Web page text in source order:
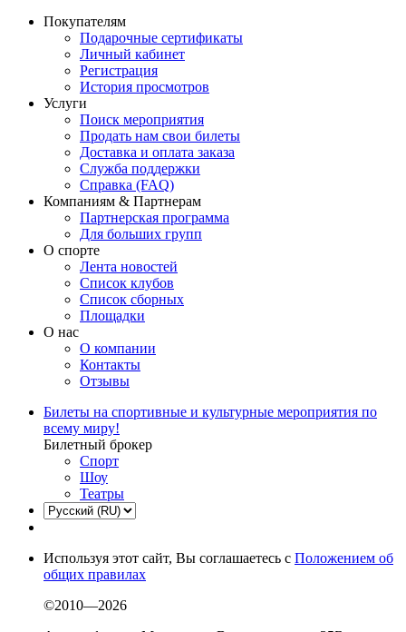
Покупателям
Подарочные сертификаты
Личный кабинет
Регистрация
История просмотров
Услуги
Поиск мероприятия
Продать нам свои билеты
Доставка и оплата заказа
Служба поддержки
Справка (FAQ)
Компаниям & Партнерам
Партнерская программа
Для больших групп
О спорте
Лента новостей
Список клубов
Список сборных
Площадки
О нас
О компании
Контакты
Отзывы
Билеты на спортивные и культурные мероприятия по
всему миру!
Билетный брокер
Спорт
Шоу
Театры
Используя этот сайт, Вы соглашаетесь с Положением об
общих правилах
©2010—2026